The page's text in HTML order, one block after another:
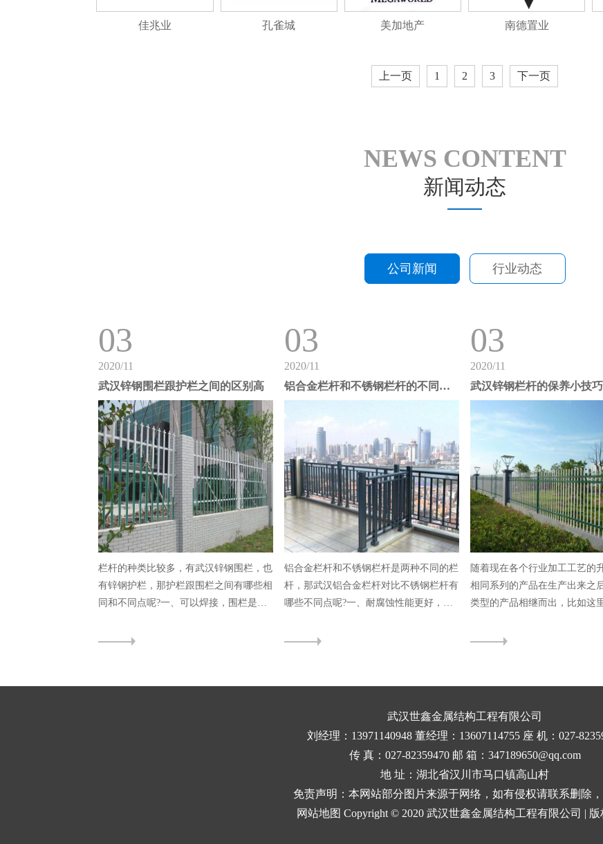
佳兆业 孔雀城 美加地产 南德置业
上一页 1 2 3 下一页
NEWS CONTENT
新闻动态
公司新闻 行业动态
03
2020/11
武汉锌钢围栏跟护栏之间的区别高
栏杆的种类比较多，有武汉锌钢围栏，也
有锌钢护栏，那护栏跟围栏之间有哪些相
同和不同点呢?一、可以焊接，围栏是四
03
2020/11
铝合金栏杆和不锈钢栏杆的不同点高
铝合金栏杆和不锈钢栏杆是两种不同的栏
杆，那武汉铝合金栏杆对比不锈钢栏杆有
哪些不同点呢?一、耐腐蚀性能更好，铝
03
2020/11
武汉锌钢栏杆的保养小技
随着现在各个行业加工工艺的
相同系列的产品在生产出来之
类型的产品相继而出，比如这
武汉世鑫金属结构工程有限公司
刘经理：13971140948 董经理：13607114755 座 机：027-
传 真：027-82359470 邮 箱：347189650@qq.com
地 址：湖北省汉川市马口镇高山村
免责声明：本网站部分图片来源于网络，如有侵权请联系删除，
网站地图 Copyright © 2020 武汉世鑫金属结构工程有限公司 |